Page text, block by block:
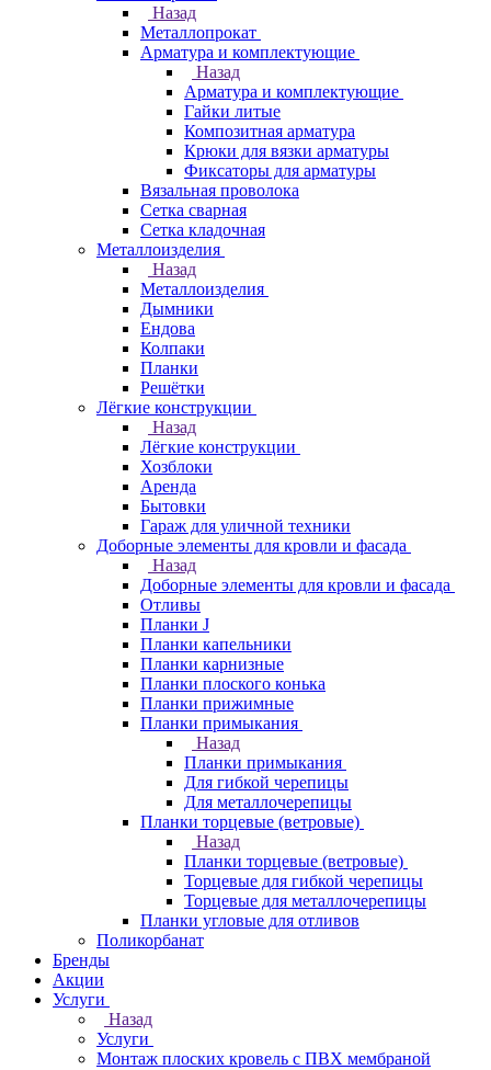
Назад
Металлопрокат
Арматура и комплектующие
Назад
Арматура и комплектующие
Гайки литые
Композитная арматура
Крюки для вязки арматуры
Фиксаторы для арматуры
Вязальная проволока
Сетка сварная
Сетка кладочная
Металлоизделия
Назад
Металлоизделия
Дымники
Ендова
Колпаки
Планки
Решётки
Лёгкие конструкции
Назад
Лёгкие конструкции
Хозблоки
Аренда
Бытовки
Гараж для уличной техники
Доборные элементы для кровли и фасада
Назад
Доборные элементы для кровли и фасада
Отливы
Планки J
Планки капельники
Планки карнизные
Планки плоского конька
Планки прижимные
Планки примыкания
Назад
Планки примыкания
Для гибкой черепицы
Для металлочерепицы
Планки торцевые (ветровые)
Назад
Планки торцевые (ветровые)
Торцевые для гибкой черепицы
Торцевые для металлочерепицы
Планки угловые для отливов
Поликорбанат
Бренды
Акции
Услуги
Назад
Услуги
Монтаж плоских кровель с ПВХ мембраной